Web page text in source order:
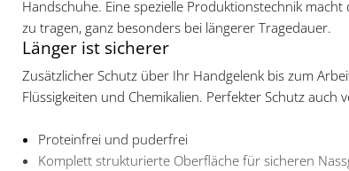
Handschuhe. Eine spezielle Produktionstechnik
zu tragen, ganz besonders bei längerer Tragedauer.
Länger ist sicherer
Zusätzlicher Schutz über Ihr Handgelenk bis zum
Flüssigkeiten und Chemikalien. Perfekter Schutz
Proteinfrei und puderfrei
Komplett strukturierte Oberfläche für sicheren